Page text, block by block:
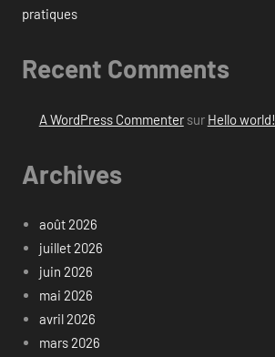
pratiques
Recent Comments
A WordPress Commentersur Hello world!
Archives
août 2026
juillet 2026
juin 2026
mai 2026
avril 2026
mars 2026